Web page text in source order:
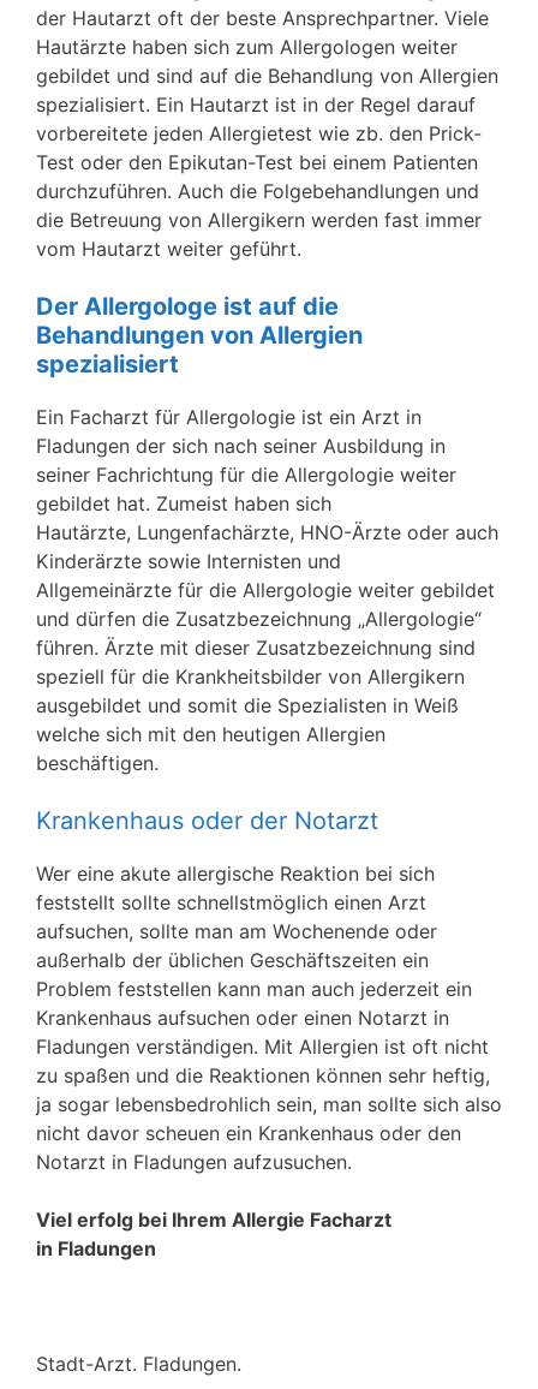
der Hautarzt oft der beste Ansprechpartner. Viele
Hautärzte haben sich zum Allergologen weiter
gebildet und sind auf die Behandlung von Allergien
spezialisiert. Ein Hautarzt ist in der Regel darauf
vorbereitete jeden Allergietest wie zb. den Prick-
Test oder den Epikutan-Test bei einem Patienten
durchzuführen. Auch die Folgebehandlungen und
die Betreuung von Allergikern werden fast immer
vom Hautarzt weiter geführt.
Der Allergologe ist auf die
Behandlungen von Allergien
spezialisiert
Ein Facharzt für Allergologie ist ein Arzt in
Fladungen der sich nach seiner Ausbildung in
seiner Fachrichtung für die Allergologie weiter
gebildet hat. Zumeist haben sich
Hautärzte, Lungenfachärzte, HNO-Ärzte oder auch
Kinderärzte sowie Internisten und
Allgemeinärzte für die Allergologie weiter gebildet
und dürfen die Zusatzbezeichnung „Allergologie“
führen. Ärzte mit dieser Zusatzbezeichnung sind
speziell für die Krankheitsbilder von Allergikern
ausgebildet und somit die Spezialisten in Weiß
welche sich mit den heutigen Allergien
beschäftigen.
Krankenhaus oder der Notarzt
Wer eine akute allergische Reaktion bei sich
feststellt sollte schnellstmöglich einen Arzt
aufsuchen, sollte man am Wochenende oder
außerhalb der üblichen Geschäftszeiten ein
Problem feststellen kann man auch jederzeit ein
Krankenhaus aufsuchen oder einen Notarzt in
Fladungen verständigen. Mit Allergien ist oft nicht
zu spaßen und die Reaktionen können sehr heftig,
ja sogar lebensbedrohlich sein, man sollte sich also
nicht davor scheuen ein Krankenhaus oder den
Notarzt in Fladungen aufzusuchen.
Viel erfolg bei Ihrem Allergie Facharzt
in Fladungen
Stadt-Arzt. Fladungen.